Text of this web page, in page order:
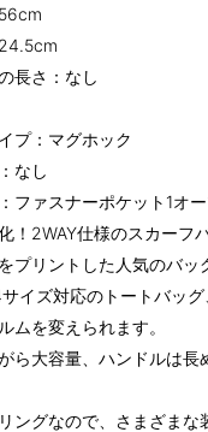
長さ：なし
プ：マグホック
なし
ファスナーポケット1オ
！2WAY仕様のスカーフバ
プリントした人気のバッ
イズ対応のトートバッ
ムを変えられます。
ら大容量、ハンドルは
ングなので、さまざま